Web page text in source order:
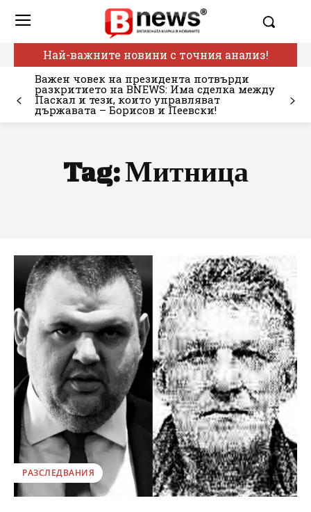
Най-важните новини с точния анализ!
Важен човек на президента потвърди
разкритието на BNEWS: Има сделка между
Паскал и тези, които управляват
държавата – Борисов и Пеевски!
Tag:Митница
РАЗСЛЕДВАНИЯ